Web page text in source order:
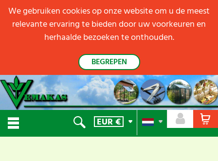
EUR€
We gebruiken cookies op onze website om u de meest
relevante ervaring te bieden door uw voorkeuren en
herhaalde bezoeken te onthouden.
BEGREPEN